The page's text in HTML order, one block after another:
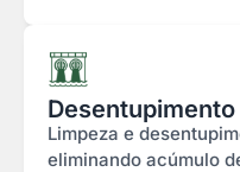
Limpeza e
eliminando acúmulo